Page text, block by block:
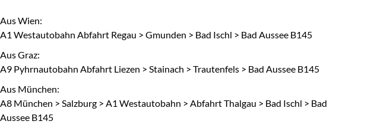
Aus Wien:
A1 Westautobahn Abfahrt Regau > Gmunden > Bad Ischl > Bad Aussee B145
Aus Graz:
A9 Pyhrnautobahn Abfahrt Liezen > Stainach > Trautenfels > Bad Aussee B145
Aus München:
A8 München > Salzburg > A1 Westautobahn > Abfahrt Thalgau > Bad Ischl > Bad
Aussee B145